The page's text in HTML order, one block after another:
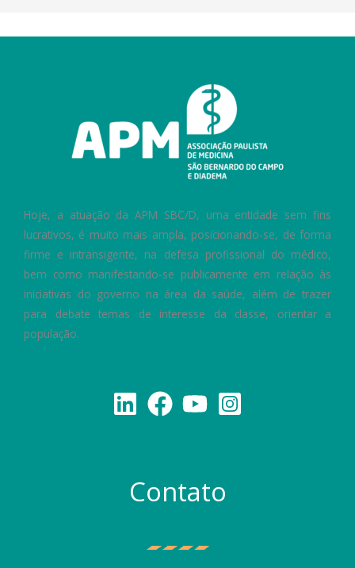
Hoje, a atuação da APM SBC/D, uma entidade sem fins
lucrativos, é muito mais ampla, posicionando-se, de forma
firme e intransigente, na defesa profissional do médico,
bem como manifestando-se publicamente em relação às
iniciativas do governo na área da saúde, além de trazer
para debate temas de interesse da classe, orientar a
população.
Contato